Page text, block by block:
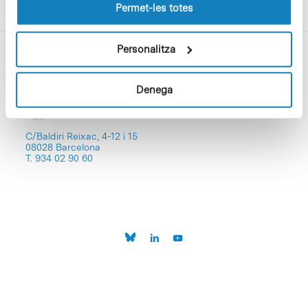
Permet-les totes
Personalitza
Denega
C/Baldiri Reixac, 4-12 i 15
08028 Barcelona
T. 934 02 90 60